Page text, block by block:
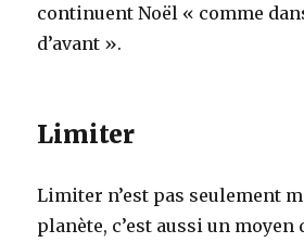
continuent Noël « comme
d’avant ».
Limiter
Limiter n’est pas seulement
planète, c’est aussi un